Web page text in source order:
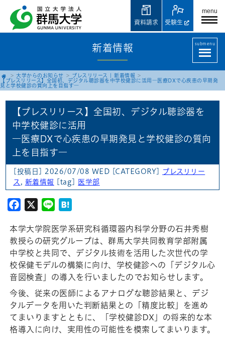
menu
受験生
資料請求
新着情報 submenu
大学からのお知らせ プレスリリース
新着情報
【プレスリリース】全国初、デジタル聴診器を中学校健診に活用 ―医療DXで心疾患の早期発
見と学校健診の質向上を目指す―
【プレスリリース】全国初、デジタル聴診器を
中学校健診に活用
―医療DXで心疾患の早期発見と学校健診の質向
上を目指す―
[投稿日] 2026/07/08 WED [CATEGORY]
プレスリリー
ス , 新着情報 [tag] 医学部
Facebook
X Line
本学大学院医学系研究科循環器内科学分野の石井秀樹
教授らの研究グループは、群馬大学共同教育学部附属
中学校と共同で、デジタル技術を活用した次世代の学
校保健モデルの構築に向け、学校健診への「デジタル心
音図検査」の導入を行いましたのでお知らせします。
今後、従来の医師によるアナログな聴診結果と、デジ
タルデータを用いた判断結果との「精度比較」を進め
てまいりますとともに、「学校健診DX」の将来的な本
格導入に向け、実用性の可能性を模索してまいります。